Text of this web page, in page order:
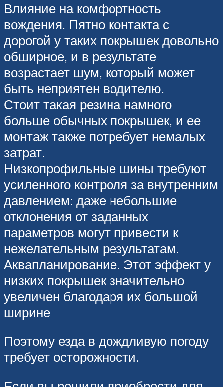
Влияние на комфортность
вождения. Пятно контакта с
дорогой у таких покрышек довольно
обширное, и в результате
возрастает шум, который может
быть неприятен водителю.
Стоит такая резина намного
больше обычных покрышек, и ее
монтаж также потребует немалых
затрат.
Низкопрофильные шины требуют
усиленного контроля за внутренним
давлением: даже небольшие
отклонения от заданных
параметров могут привести к
нежелательным результатам.
Аквапланирование. Этот эффект у
низких покрышек значительно
увеличен благодаря их большой
ширине
Поэтому езда в дождливую погоду
требует осторожности.